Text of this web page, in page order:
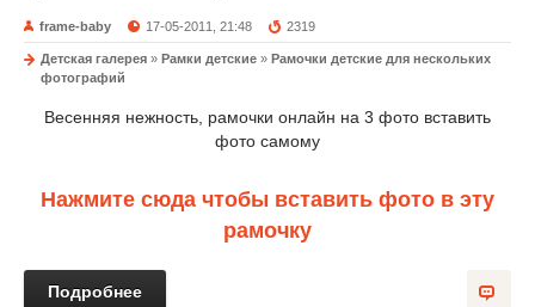
frame-baby 17-05-2011, 21:48 2319
Детская галерея » Рамки детские » Рамочки детские для нескольких
фотографий
Весенняя нежность, рамочки онлайн на 3 фото вставить
фото самому
Нажмите сюда чтобы вставить фото в эту
рамочку
Подробнее